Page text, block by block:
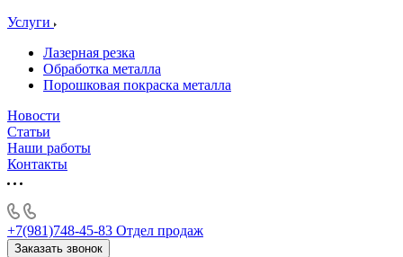
Услуги
Лазерная резка
Обработка металла
Порошковая покраска металла
Новости
Статьи
Наши работы
Контакты
+7(981)748-45-83 Отдел продаж
Заказать звонок